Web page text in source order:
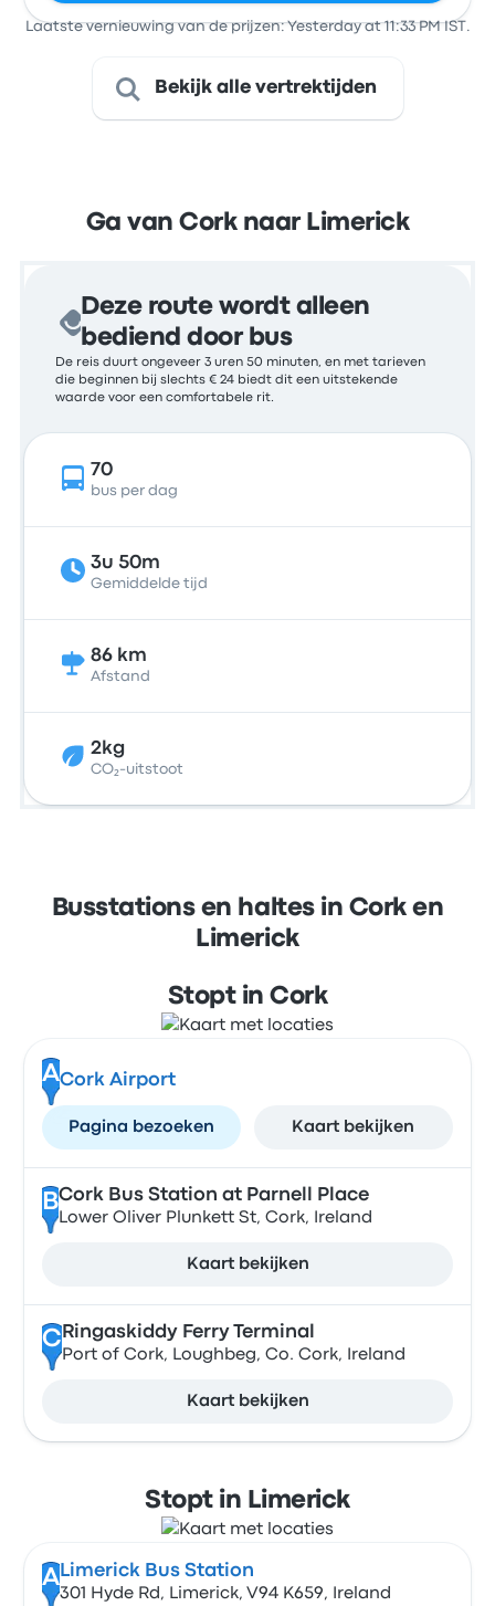
Laatste vernieuwing van de prijzen: Yesterday at 11:33 PM IST.
Bekijk alle vertrektijden
Ga van Cork naar Limerick
Deze route wordt alleen
bediend door bus
De reis duurt ongeveer 3 uren 50 minuten, en met tarieven
die beginnen bij slechts € 24 biedt dit een uitstekende
waarde voor een comfortabele rit.
70
bus per dag
3u 50m
Gemiddelde tijd
86 km
Afstand
2kg
CO₂-uitstoot
Busstations en haltes in Cork en
Limerick
Stopt in Cork
ACork Airport
Pagina bezoeken Kaart bekijken
BCork Bus Station at Parnell Place
Lower Oliver Plunkett St, Cork, Ireland
Kaart bekijken
CRingaskiddy Ferry Terminal
Port of Cork, Loughbeg, Co. Cork, Ireland
Kaart bekijken
Stopt in Limerick
A Limerick Bus Station
301 Hyde Rd, Limerick, V94 K659, Ireland